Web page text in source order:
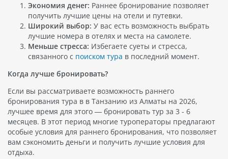
Экономия денег: Раннее бронирование позволяет
получить лучшие цены на отели и путевки.
Широкий выбор: У вас есть возможность выбрать
лучшие номера в отелях и места на самолете.
Меньше стресса: Избегаете суеты и стресса,
связанного с поиском тура в последний момент.
Когда лучше бронировать?
Если вы рассматриваете возможность раннего
бронирования тура в в Танзанию из Алматы на 2026,
лучшее время для этого — бронировать тур за 3 - 6
месяцев. В этот период многие туроператоры предлагают
особые условия для раннего бронирования, что позволяет
вам сэкономить деньги и получить лучшие условия для
отдыха.